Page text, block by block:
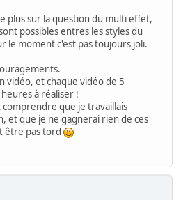
plus sur la question du multi effet,
possibles entres les styles du
le moment c'est pas toujours joli.
vidéo, et chaque vidéo de 5
à réaliser !
que je travaillais
et que je ne gagnerai rien de ces
être pas tord